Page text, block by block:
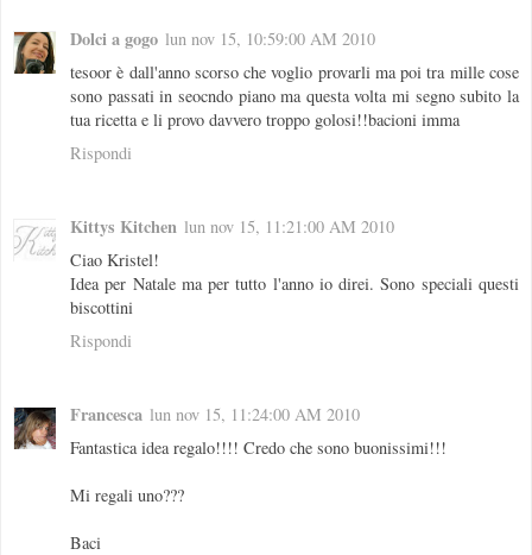
Dolci a gogo lun nov 15, 10:59:00 AM 2010
tesoor è dall'anno scorso che voglio provarli ma poi tra mille cose
sono passati in seocndo piano ma questa volta mi segno subito la
tua ricetta e li provo davvero troppo golosi!!bacioni imma
Rispondi
Kittys Kitchen lun nov 15, 11:21:00 AM 2010
Ciao Kristel!
Idea per Natale ma per tutto l'anno io direi. Sono speciali questi
biscottini
Rispondi
Francesca lun nov 15, 11:24:00 AM 2010
Fantastica idea regalo!!!! Credo che sono buonissimi!!!
Mi regali uno???
Baci